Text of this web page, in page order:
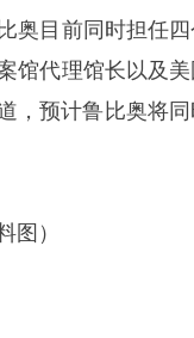
奥目前同时担任
馆代理馆长以及
，预计鲁比奥将
图）